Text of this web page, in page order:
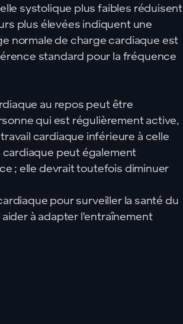
systolique plus faibles réduisent
plus élevées indiquent une
normale de charge cardiaque est
standard pour la fréquence
au repos peut être
qui est régulièrement active,
cardiaque inférieure à celle
peut également
; elle devrait toutefois diminuer
pour surveiller la santé du
à adapter l'entraînement